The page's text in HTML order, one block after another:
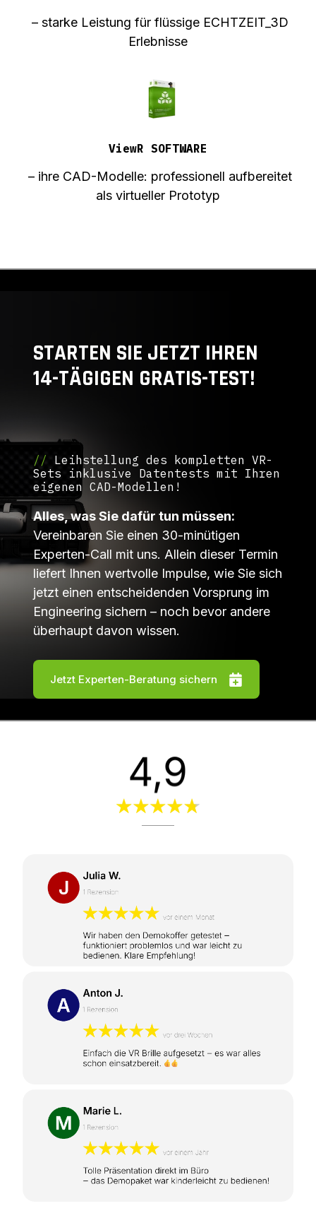
– starke Leistung für flüssige ECHTZEIT_3D
Erlebnisse
ViewR SOFTWARE
– ihre CAD-Modelle: professionell aufbereitet
als virtueller Prototyp
STARTEN SIE JETZT IHREN
14-TÄGIGEN GRATIS-TEST!
// Leihstellung des kompletten VR-
Sets inklusive Datentests mit Ihren
eigenen CAD-Modellen!
Alles, was Sie dafür tun müssen:
Vereinbaren Sie einen 30-minütigen
Experten-Call mit uns. Allein dieser Termin
liefert Ihnen wertvolle Impulse, wie Sie sich
jetzt einen entscheidenden Vorsprung im
Engineering sichern – noch bevor andere
überhaupt davon wissen.
Jetzt Experten-Beratung sichern